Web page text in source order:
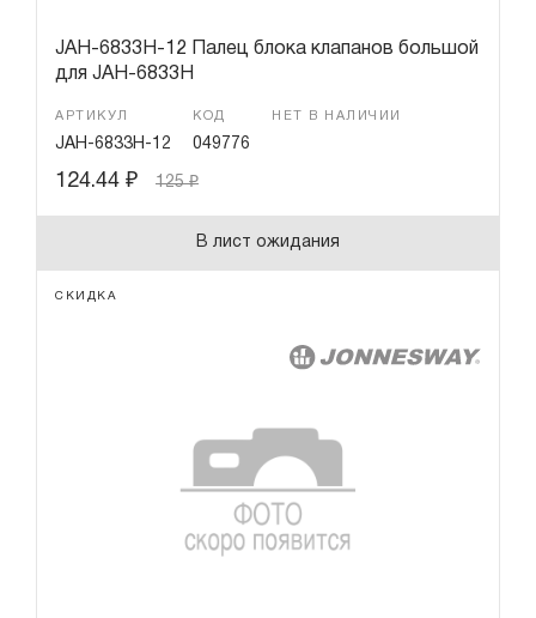
JAH-6833H-12 Палец блока клапанов большой
для JAH-6833H
АРТИКУЛ
JAH-6833H-12
КОД
049776
НЕТ В НАЛИЧИИ
124.44 ₽ 125₽
В лист ожидания
СКИДКА